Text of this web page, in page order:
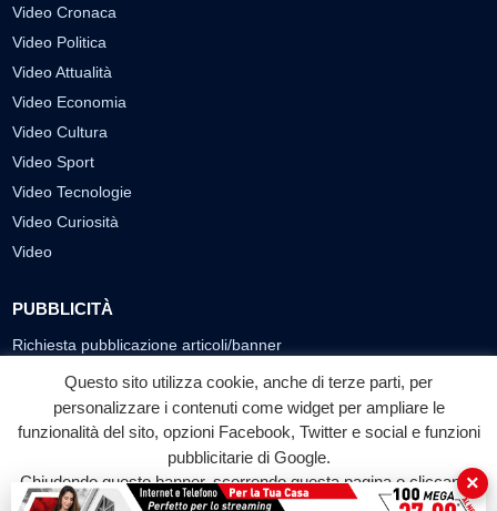
Video Cronaca
Video Politica
Video Attualità
Video Economia
Video Cultura
Video Sport
Video Tecnologie
Video Curiosità
Video
PUBBLICITÀ
Richiesta pubblicazione articoli/banner
SEGUICI SUI SOCIAL
f
Facebook
◎ ▶
YouTube
Questo sito utilizza cookie, anche di terze parti, per
personalizzare i contenuti come widget per ampliare le
funzionalità del sito, opzioni Facebook, Twitter e social e funzioni
pubblicitarie di Google.
Chiudendo questo banner, scorrendo questa pagina o cliccando
su qualunque suo elemento acconsenti all'uso dei cookie.
×